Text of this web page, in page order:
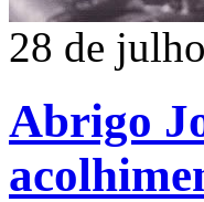
28 de
Abrigo